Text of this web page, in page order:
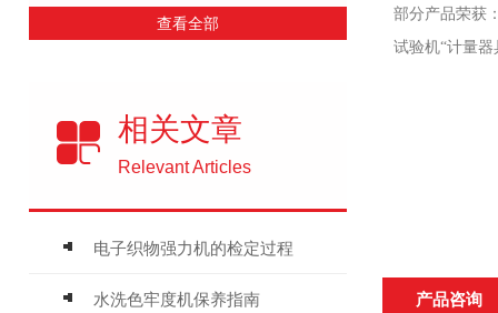
查看全部
相关文章
Relevant Articles
电子织物强力机的检定过程
水洗色牢度机保养指南
部分产品荣获
试验机“计量
产品咨询